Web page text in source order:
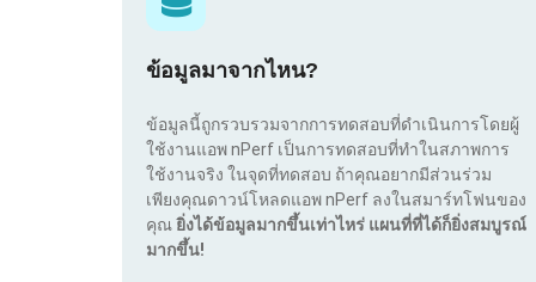
ข้อมูลมาจากไหน?
ข้อมูลนี้ถูกรวบรวมจากการทดสอบที่ดำเนินการโดยผู้
ใช้งานแอพ nPerf เป็นการทดสอบที่ทำในสภาพการ
ใช้งานจริง ในจุดที่ทดสอบ ถ้าคุณอยากมีส่วนร่วม
เพียงคุณดาวน์โหลดแอพ nPerf ลงในสมาร์ทโฟนของ
คุณยิ่งได้ข้อมูลมากขึ้นเท่าไหร่ แผนที่ที่ได้ก็ยิ่งสมบูรณ์
มากขึ้น!